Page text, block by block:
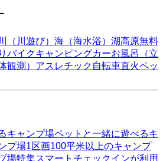
（川遊び） 海（海水浴） 湖高原無料
バイクキャンピングカーお風呂（立
観測） アスレチック 自転車直火ペッ
キャンプ場ペットと一緒に遊べるキ
プ場1区画100平米以上のキャンプ
場特集スマートチェックインが利用